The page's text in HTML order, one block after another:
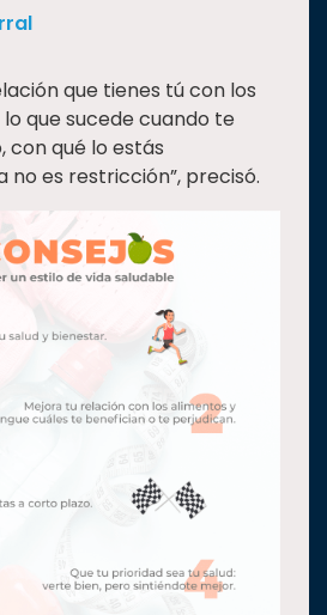
que tienes tú con los
que sucede cuando te
con qué lo estás
no es restricción”, precisó.